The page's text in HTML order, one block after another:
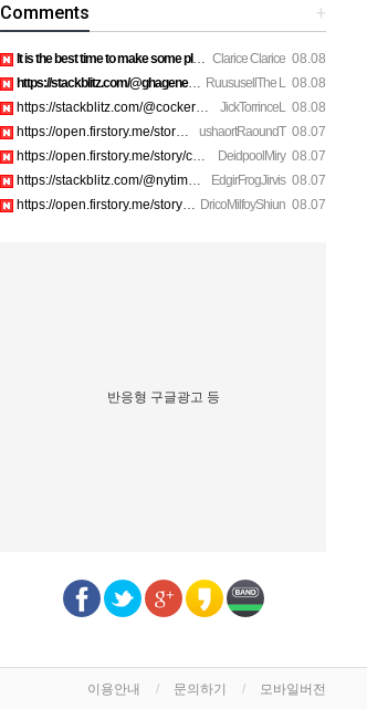
+
Comments
Clarice Clarice 08.08
It is the best time to make some plans for the long run and …
RuususellThe L 08.08
https://stackblitz.com/@ghagenes74/collections/what-happens-…
JickTorrinceL 08.08
https://stackblitz.com/@cockerhanstartup/collections/help__-…
ushaortRaoundT 08.07
https://open.firstory.me/story/cmsip2pjw1a3701z6ftwa1gpl htt…
DeidpoolMiry 08.07
https://open.firstory.me/story/cmsiqku8m17ah01yqc4c6208e htt…
EdgirFrogJirvis 08.07
https://stackblitz.com/@nytimes/collections/how-to-turn-off-…
DricoMilfoyShiun 08.07
https://open.firstory.me/story/cmsiozsiy17o601yk4yp1bpeu htt…
반응형 구글광고 등
이용안내 문의하기 모바일버전